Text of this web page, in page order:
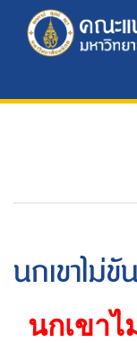
นกเขาไม่
นกเขา